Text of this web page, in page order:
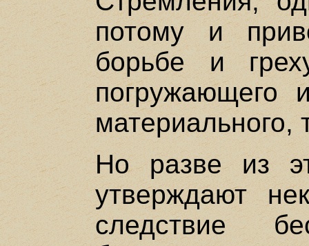
потому и
борьбе и
погружающего
материального,
Но разве из
утверждают
следствие